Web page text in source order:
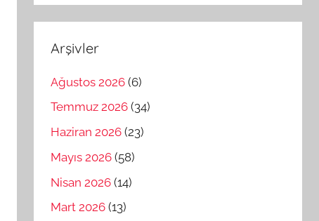
Arşivler
Ağustos 2026 (6)
Temmuz 2026 (34)
Haziran 2026 (23)
Mayıs 2026 (58)
Nisan 2026 (14)
Mart 2026 (13)